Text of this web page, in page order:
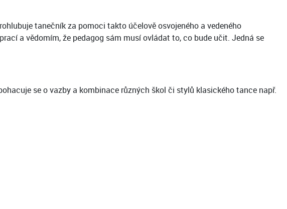
tanečník za pomoci takto účelově osvojeného a vedeného
a vědomím, že pedagog sám musí ovládat to, co bude učit. Jedná se
se o vazby a kombinace různých škol či stylů klasického tance např.